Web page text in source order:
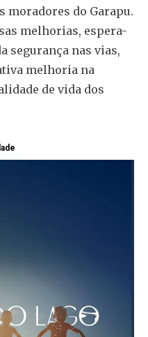
do Garapu.
melhorias, espera-
segurança nas vias,
melhoria na
de vida dos